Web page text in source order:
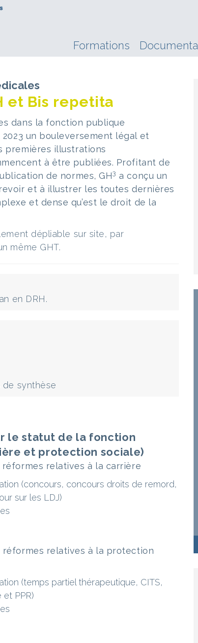
Formations
et Bis repetita
dans la fonction publique
un bouleversement légal et
premières illustrations
à être publiées. Profitant de
de normes, GH3 a conçu un
et à illustrer les toutes dernières
et dense qu’est le droit de la
dépliable sur site, par
même GHT.
en DRH.
de synthèse
le statut de la fonction
et protection sociale)
réformes relatives à la carrière
(concours, concours droits de remord,
sur les LDJ)
réformes relatives à la protection
(temps partiel thérapeutique, CITS,
et PPR)